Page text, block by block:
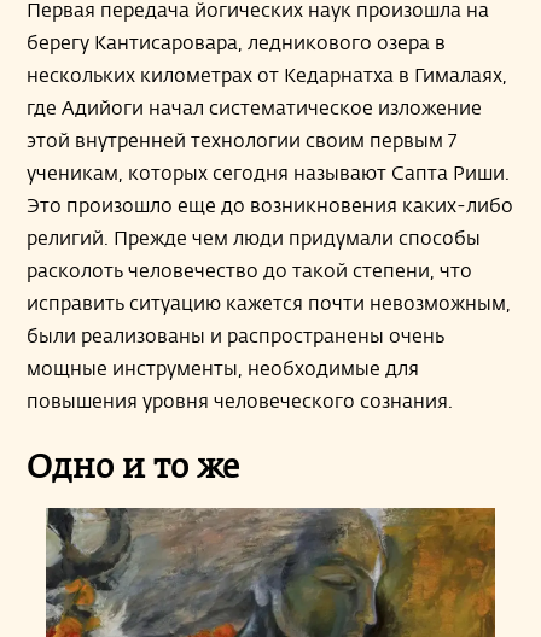
Первая передача йогических наук произошла на
берегу Кантисаровара, ледникового озера в
нескольких километрах от Кедарнатха в Гималаях,
где Адийоги начал систематическое изложение
этой внутренней технологии своим первым 7
ученикам, которых сегодня называют Сапта Риши.
Это произошло еще до возникновения каких-либо
религий. Прежде чем люди придумали способы
расколоть человечество до такой степени, что
исправить ситуацию кажется почти невозможным,
были реализованы и распространены очень
мощные инструменты, необходимые для
повышения уровня человеческого сознания.
Одно и то же